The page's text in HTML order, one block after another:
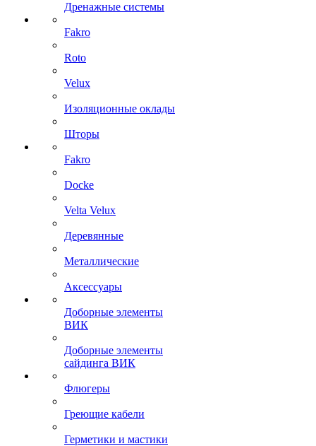
Дренажные системы
Fakro
Roto
Velux
Изоляционные оклады
Шторы
Fakro
Docke
Velta Velux
Деревянные
Металлические
Аксессуары
Доборные элементы
ВИК
Доборные элементы
сайдинга ВИК
Флюгеры
Греющие кабели
Герметики и мастики